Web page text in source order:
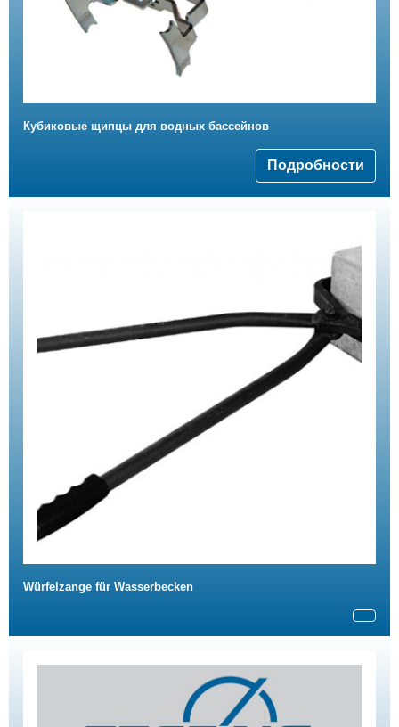
Кубиковые щипцы для водных бассейнов
Подробности
Würfelzange für Wasserbecken